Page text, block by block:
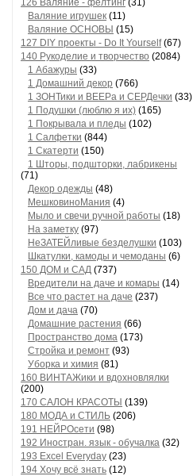
126 Валяние - фелтинг (31)
Валяние игрушек (11)
Валяние ОСНОВЫ (15)
127 DIY проекты - Do It Yourself(67)
140 Рукоделие и творчество (2084)
1 Абажуры (33)
1 Домашний декор (766)
1 ЗОНТики и ВЕЕРа и СЕРДечки (33)
1 Подушки (люблю я их) (165)
1 Покрывала и пледы (102)
1 Салфетки (844)
1 Скатерти (150)
1 Шторы, подшторки, лабрикены
(71)
Декор одежды (48)
МешковиноМания (4)
Мыло и свечи ручной работы (18)
На заметку (97)
НеЗАТЕЙливые безделушки (103)
Шкатулки, камоды и чемоданы (6)
150 ДОМ и САД (737)
Вредители на даче и комары (14)
Все что растет на даче (237)
Дом и дача (70)
Домашние растения (66)
Пространство дома (173)
Стройка и ремонт (93)
Уборка и химия (81)
160 ВИНТАЖики и вдохновлялки
(200)
170 САЛОН КРАСОТЫ (139)
180 МОДА и СТИЛЬ (206)
191 НЕЙРОсети (98)
192 Иностран. язык - обучалка (32)
193 Excel Everyday (23)
194 Хочу всё знать (12)